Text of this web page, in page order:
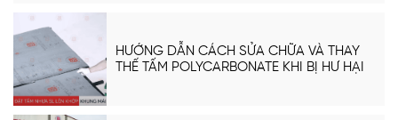
HƯỚNG DẪN CÁCH SỬA CHỮA VÀ THAY
THẾ TẤM POLYCARBONATE KHI BỊ HƯ HẠI